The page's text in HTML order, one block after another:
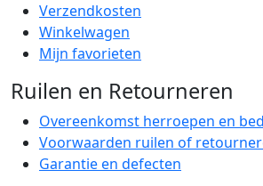
Verzendkosten
Winkelwagen
Mijn favorieten
Ruilen en Retourneren
Overeenkomst herroepen en
Voorwaarden ruilen of
Garantie en defecten